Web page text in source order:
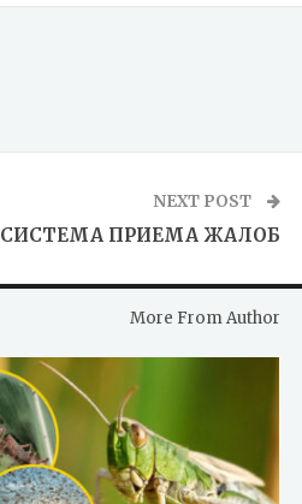
NEXT POST
СИСТЕМА ПРИЕМА ЖАЛОБ
More From Author